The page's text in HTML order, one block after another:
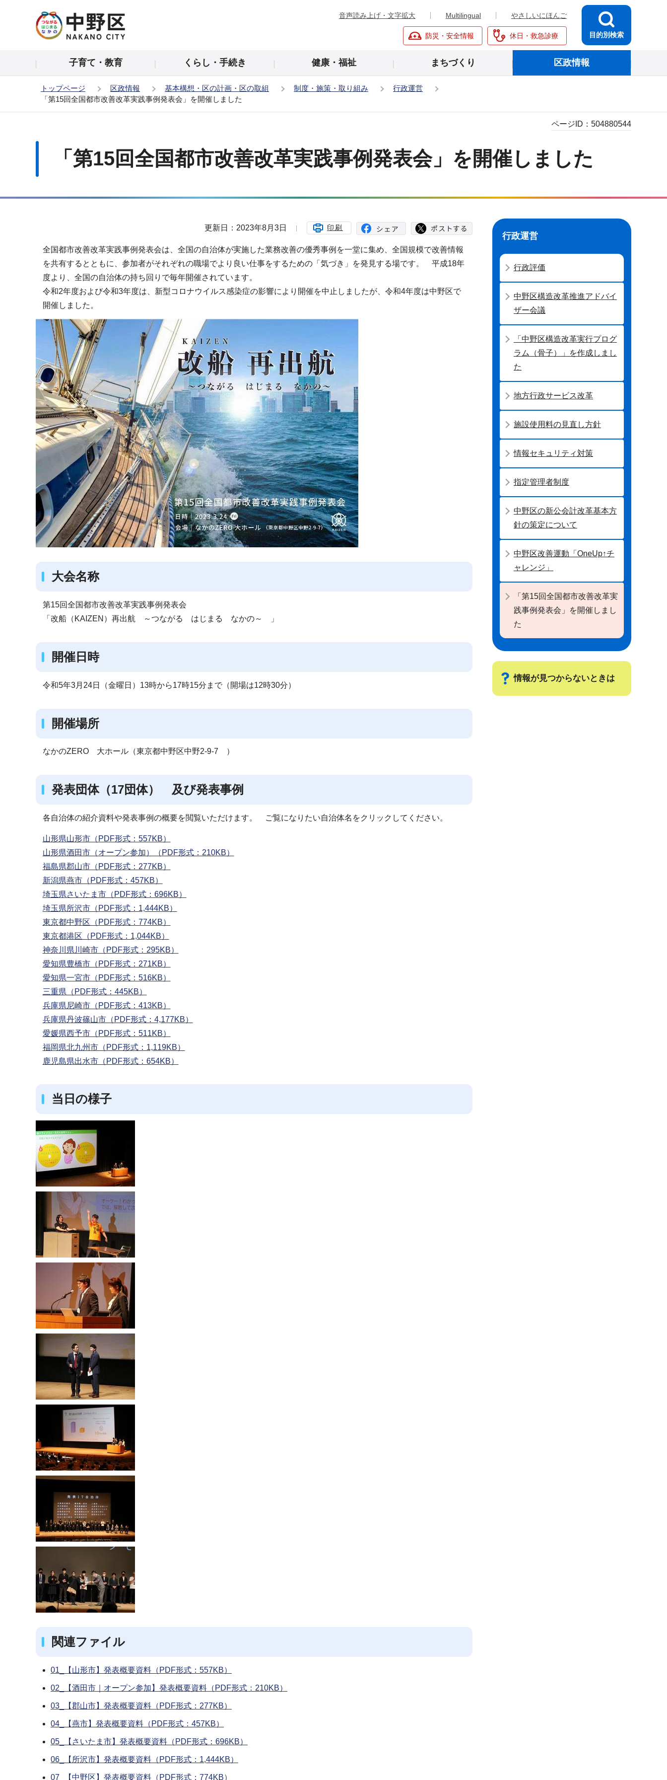
の
音声読み上げ・文字拡大 Multilingual やさしいにほんご
防災・安全情報 休日・救急診療 目的別検索
子育て・教育 くらし・手続き 健康・福祉 まちづくり 区政情報
トップページ 区政情報 基本構想・区の計画・区の取組 制度・施策・取り組み
行政運営
「第15回全国都市改善改革実践事例発表会」を開催しました
「第15回全国都市改善改革実践事例発表会」を開催しました
ページID： 504880544
更新日：2023年8月3日 印刷
全国都市改善改革実践事例発表会は、全国の自治体が実施した業務改善の優秀事例を一堂に集め、全国規模で改善情報
を共有するとともに、参加者がそれぞれの職場でより良い仕事をするための「気づき」を発見する場です。 平成18年
度より、全国の自治体の持ち回りで毎年開催されています。
令和2年度および令和3年度は、新型コロナウイルス感染症の影響により開催を中止しましたが、令和4年度は中野区で
開催しました。
大会名称
第15回全国都市改善改革実践事例発表会
「改船（KAIZEN）再出航 ～つながる はじまる なかの～ 」
開催日時
令和5年3月24日（金曜日）13時から17時15分まで（開場は12時30分）
開催場所
なかのZERO 大ホール（東京都中野区中野2-9-7 ）
発表団体（17団体） 及び発表事例
各自治体の紹介資料や発表事例の概要を閲覧いただけます。 ご覧になりたい自治体名をクリックしてください。
山形県山形市（PDF形式：557KB）
山形県酒田市（オープン参加）（PDF形式：210KB）
福島県郡山市（PDF形式：277KB）
新潟県燕市（PDF形式：457KB）
埼玉県さいたま市（PDF形式：696KB）
埼玉県所沢市（PDF形式：1,444KB）
東京都中野区（PDF形式：774KB）
東京都港区（PDF形式：1,044KB）
神奈川県川崎市（PDF形式：295KB）
愛知県豊橋市（PDF形式：271KB）
愛知県一宮市（PDF形式：516KB）
三重県（PDF形式：445KB）
兵庫県尼崎市（PDF形式：413KB）
兵庫県丹波篠山市（PDF形式：4,177KB）
愛媛県西予市（PDF形式：511KB）
福岡県北九州市（PDF形式：1,119KB）
鹿児島県出水市（PDF形式：654KB）
当日の様子
関連ファイル
01_【山形市】発表概要資料（PDF形式：557KB）
02_【酒田市｜オープン参加】発表概要資料（PDF形式：210KB）
03_【郡山市】発表概要資料（PDF形式：277KB）
04_【燕市】発表概要資料（PDF形式：457KB）
05_【さいたま市】発表概要資料（PDF形式：696KB）
06_【所沢市】発表概要資料（PDF形式：1,444KB）
07_【中野区】発表概要資料（PDF形式：774KB）
ナ
ゲ
ー
シ
ョ
こ
か
ら
行政運営
行政評価
中野区構造改革推進アドバイ
ザー会議
「中野区構造改革実行プログ
ラム（骨子）」を作成しまし
た
地方行政サービス改革
施設使用料の見直し方針
情報セキュリティ対策
指定管理者制度
中野区の新公会計改革基本方
針の策定について
中野区改善運動「OneUp↑チ
ャレンジ」
「第15回全国都市改善改革実
践事例発表会」を開催しまし
た
情報が見つからないときは